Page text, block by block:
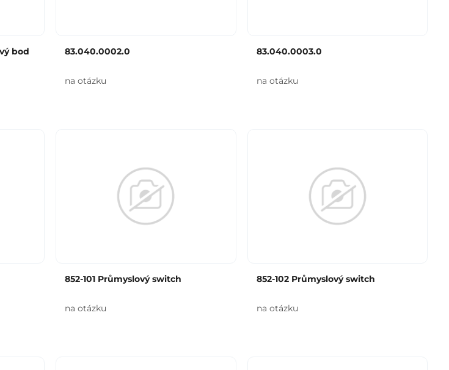
bod 83.040.0002.0
na otázku
83.040.0003.0
na otázku
852-101 Průmyslový switch
na otázku
852-102 Průmyslový switch
na otázku